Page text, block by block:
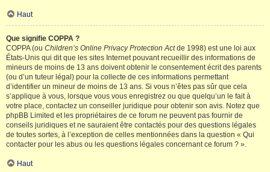
Haut
Que signifie COPPA ?
COPPA (ou Children’s Online Privacy Protection Actde 1998) est une loi aux
États-Unis qui dit que les sites Internet pouvant recueillir des informations de
mineurs de moins de 13 ans doivent obtenir le consentement écrit des parents
(ou d’un tuteur légal) pour la collecte de ces informations permettant
d’identifier un mineur de moins de 13 ans. Si vous n’êtes pas sûr que cela
s’applique à vous, lorsque vous vous enregistrez ou que quelqu’un le fait à
votre place, contactez un conseiller juridique pour obtenir son avis. Notez que
phpBB Limited et les propriétaires de ce forum ne peuvent pas fournir de
conseils juridiques et ne sauraient être contactés pour des questions légales
de toutes sortes, à l’exception de celles mentionnées dans la question « Qui
contacter pour les abus ou les questions légales concernant ce forum ? ».
Haut